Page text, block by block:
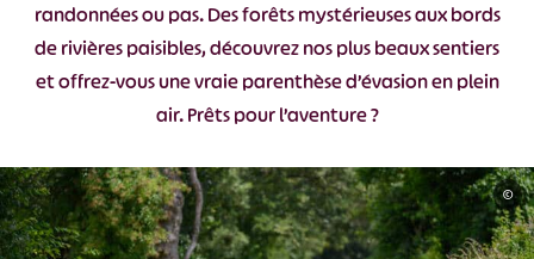
randonnées ou pas. Des forêts mystérieuses aux bords
de rivières paisibles, découvrez nos plus beaux sentiers
et offrez-vous une vraie parenthèse d’évasion en plein
air. Prêts pour l’aventure ?
©